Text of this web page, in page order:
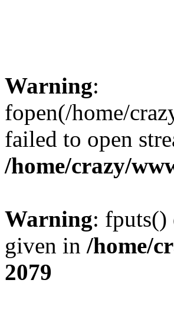
Warning:
fopen(/home/
failed to open
/home/crazy/
Warning: fputs()
given in /home/
2079